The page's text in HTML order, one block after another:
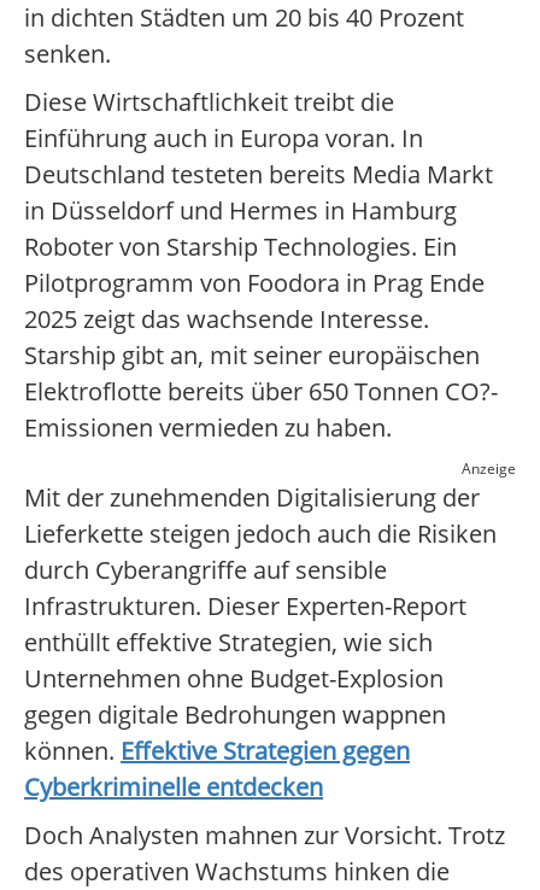
in dichten Städten um 20 bis 40 Prozent
senken.
Diese Wirtschaftlichkeit treibt die
Einführung auch in Europa voran. In
Deutschland testeten bereits Media Markt
in Düsseldorf und Hermes in Hamburg
Roboter von Starship Technologies. Ein
Pilotprogramm von Foodora in Prag Ende
2025 zeigt das wachsende Interesse.
Starship gibt an, mit seiner europäischen
Elektroflotte bereits über 650 Tonnen CO?-
Emissionen vermieden zu haben.
Anzeige
Mit der zunehmenden Digitalisierung der
Lieferkette steigen jedoch auch die Risiken
durch Cyberangriffe auf sensible
Infrastrukturen. Dieser Experten-Report
enthüllt effektive Strategien, wie sich
Unternehmen ohne Budget-Explosion
gegen digitale Bedrohungen wappnen
können. Effektive Strategien gegen
Cyberkriminelle entdecken
Doch Analysten mahnen zur Vorsicht. Trotz
des operativen Wachstums hinken die